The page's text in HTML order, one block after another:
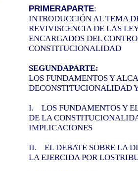
PRIMERAPARTE:
INTRODUCCIÓN AL TEMA
REVIVISCENCIA DE LAS
ENCARGADOS DEL
CONSTITUCIONALIDAD
SEGUNDAPARTE:
LOS FUNDAMENTOS Y
DECONSTITUCIONALIDAD
I.
LOS FUNDAMENTOS Y
DE LA
IMPLICACIONES
II.
EL DEBATE SOBRE LA
LA EJERCIDA POR